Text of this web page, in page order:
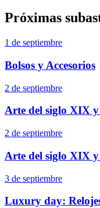
Próximas
1 de septiembre
Bolsos y Accesorios
2 de septiembre
Arte del siglo XIX
2 de septiembre
Arte del siglo XIX
3 de septiembre
Luxury day: